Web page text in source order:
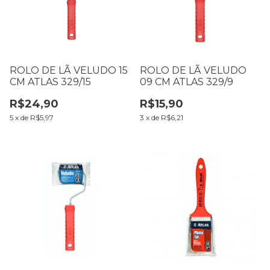
ROLO DE LÃ VELUDO 15
CM ATLAS 329/15
R$24,90
5 x de R$5,97
ROLO DE LÃ VELUDO
09 CM ATLAS 329/9
R$15,90
3 x de R$6,21